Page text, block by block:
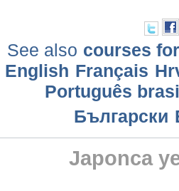
See also courses
English Français
Português
Български
Japonca